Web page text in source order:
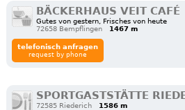
BÄCKERHAUS VEIT CAFÉ
Gutes von gestern, Frisches von heute
72658 Bempflingen
1467 m
telefonisch anfragen
request by phone
SPORTGASTSTÄTTE
72585 Riederich
1586 m